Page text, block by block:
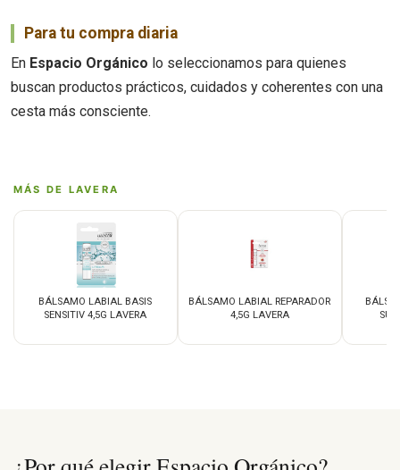
Para tu compra diaria
En Espacio Orgánico lo seleccionamos para quienes
buscan productos prácticos, cuidados y coherentes con una
cesta más consciente.
MÁS DE LAVERA
BÁLSAMO LABIAL BASIS
SENSITIV 4,5G LAVERA
BÁLSAMO LABIAL REPARADOR
4,5G LAVERA